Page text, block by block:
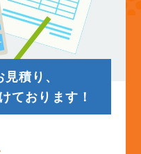
積り、
ております！